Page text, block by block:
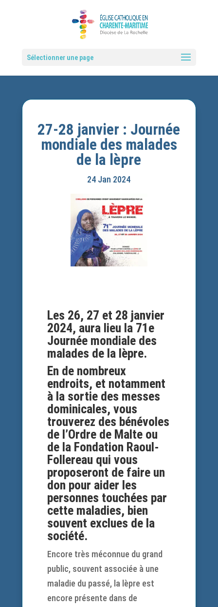
Sélectionner une page
27-28 janvier : Journée
mondiale des malades
de la lèpre
24 Jan 2024
Les 26, 27 et 28 janvier
2024, aura lieu la 71e
Journée mondiale des
malades de la lèpre.
En de nombreux
endroits, et notamment
à la sortie des messes
dominicales, vous
trouverez des bénévoles
de l’Ordre de Malte ou
de la Fondation Raoul-
Follereau qui vous
proposeront de faire un
don pour aider les
personnes touchées par
cette maladies, bien
souvent exclues de la
société.
Encore très méconnue du grand
public, souvent associée à une
maladie du passé, la lèpre est
encore présente dans de